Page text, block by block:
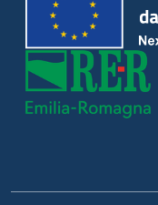
Servizi
Leggi Atti Bandi
Progetti